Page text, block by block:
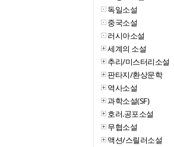
독일소설
중국소설
러시아소설
세계의 소설
추리/미스터리소설
판타지/환상문학
역사소설
과학소설(SF)
호러.공포소설
무협소설
액션/스릴러소설